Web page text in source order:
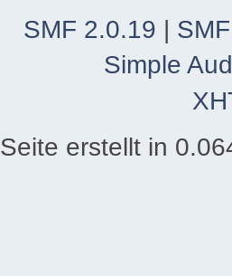
SMF 2.0.19
Simple
Seite erstellt in